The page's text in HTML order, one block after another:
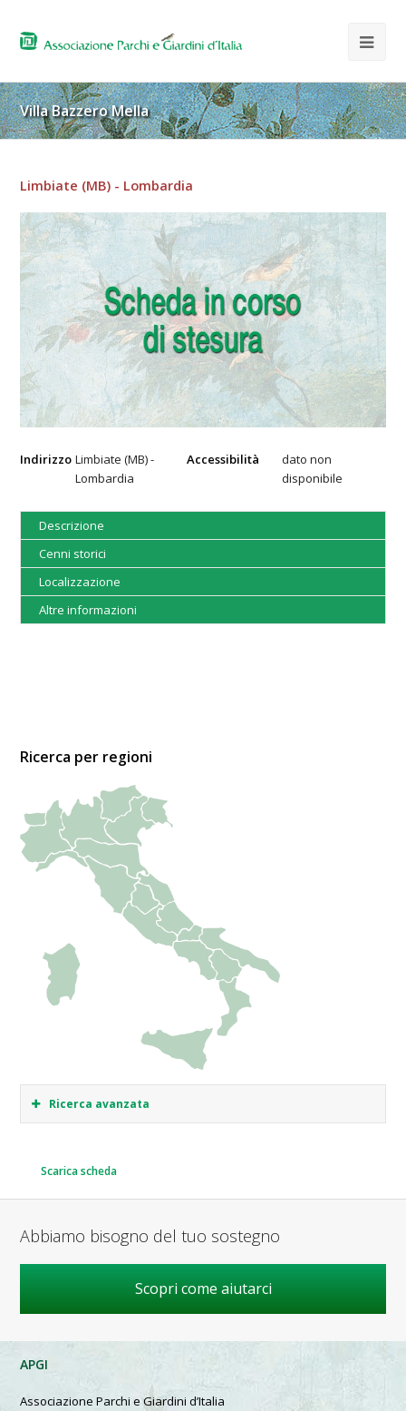
Villa Bazzero Mella
Limbiate (MB) - Lombardia
Indirizzo Limbiate (MB) -
Lombardia
Accessibilità
dato non
disponibile
Descrizione
Cenni storici
Localizzazione
Altre informazioni
Ricerca per regioni
Ricerca avanzata
Scarica scheda
Abbiamo bisogno del tuo sostegno
Scopri come aiutarci
APGI
Associazione Parchi e Giardini d’Italia